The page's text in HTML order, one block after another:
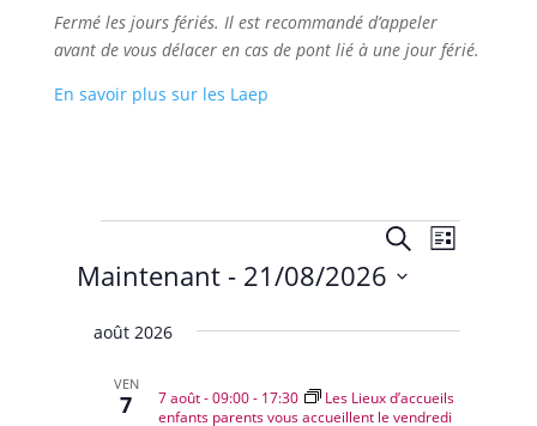
Fermé les jours fériés. Il est recommandé d’appeler
avant de vous délacer en cas de pont lié à une jour férié.
En savoir plus sur les Laep
Évènements Recherche
et
navigation
de
Recherche
de
Liste
Maintenant - 21/08/2026
une
août 2026
VEN
7 7 août - 09:00- 17:30
Les Lieux d’accueils
enfants parents vous accueillent le vendredi